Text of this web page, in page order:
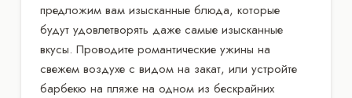
предложим вам изысканные блюда, которые
будут удовлетворять даже самые изысканные
вкусы. Проводите романтические ужины на
свежем воздухе с видом на закат, или устройте
барбекю на пляже на одном из бескрайних